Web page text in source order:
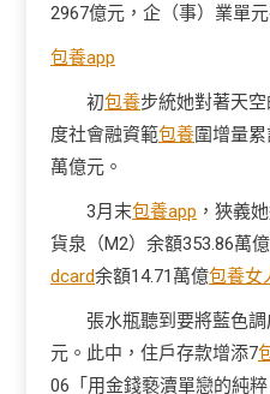
2967億元，企（事）業單
包養app
初包養步統她對著天
度社會融資範包養圍增量
萬億元。
3月末包養app ，狹義
貨泉（M2）余額353.86萬
dcard余額14.71萬億包養女
張水瓶聽到要將藍色
元。此中，住戶存款增添7
06「用金錢褻瀆單戀的純